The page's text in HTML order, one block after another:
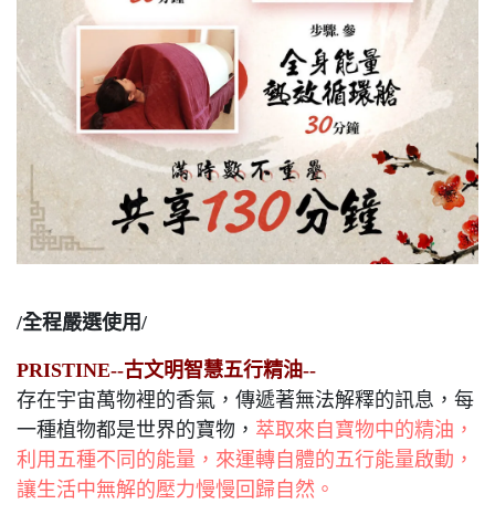
/全程嚴選使用/
PRISTINE--古文明智慧五行精油--
存在宇宙萬物裡的香氣，傳遞著無法解釋的訊息，每
一種植物都是世界的寶物， 萃取來自寶物中的精油，
利用五種不同的能量，來運轉自體的五行能量啟動，
讓生活中無解的壓力慢慢回歸自然。